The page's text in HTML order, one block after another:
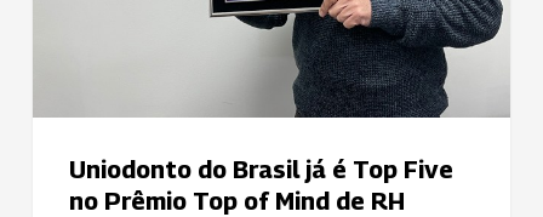
Mind
Uniodonto do Brasil já é Top Five
no Prêmio Top of Mind de RH